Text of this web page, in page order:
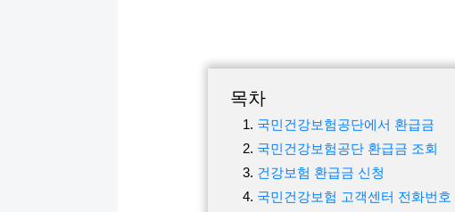
목차
국민건강보험공단에서 환급금
국민건강보험공단 환급금 조회
건강보험 환급금 신청
국민건강보험 고객센터 전화번호